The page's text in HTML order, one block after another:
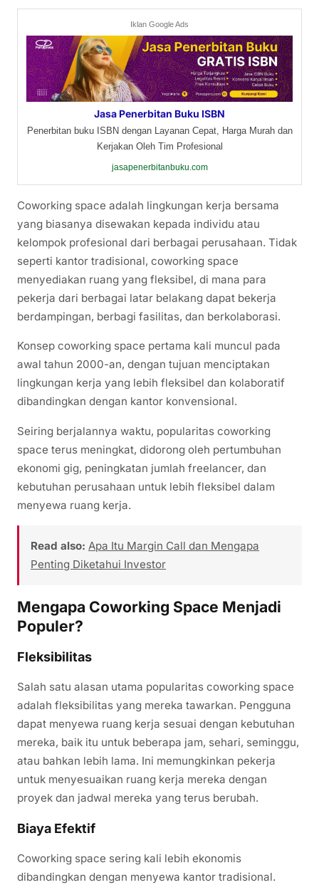
Iklan Google Ads
Jasa Penerbitan Buku ISBN
Penerbitan buku ISBN dengan Layanan Cepat, Harga Murah dan
Kerjakan Oleh Tim Profesional
jasapenerbitanbuku.com
Coworking space adalah lingkungan kerja bersama
yang biasanya disewakan kepada individu atau
kelompok profesional dari berbagai perusahaan. Tidak
seperti kantor tradisional, coworking space
menyediakan ruang yang fleksibel, di mana para
pekerja dari berbagai latar belakang dapat bekerja
berdampingan, berbagi fasilitas, dan berkolaborasi.
Konsep coworking space pertama kali muncul pada
awal tahun 2000-an, dengan tujuan menciptakan
lingkungan kerja yang lebih fleksibel dan kolaboratif
dibandingkan dengan kantor konvensional.
Seiring berjalannya waktu, popularitas coworking
space terus meningkat, didorong oleh pertumbuhan
ekonomi gig, peningkatan jumlah freelancer, dan
kebutuhan perusahaan untuk lebih fleksibel dalam
menyewa ruang kerja.
Read also: Apa Itu Margin Call dan Mengapa
Penting Diketahui Investor
Mengapa Coworking Space Menjadi
Populer?
Fleksibilitas
Salah satu alasan utama popularitas coworking space
adalah fleksibilitas yang mereka tawarkan. Pengguna
dapat menyewa ruang kerja sesuai dengan kebutuhan
mereka, baik itu untuk beberapa jam, sehari, seminggu,
atau bahkan lebih lama. Ini memungkinkan pekerja
untuk menyesuaikan ruang kerja mereka dengan
proyek dan jadwal mereka yang terus berubah.
Biaya Efektif
Coworking space sering kali lebih ekonomis
dibandingkan dengan menyewa kantor tradisional.